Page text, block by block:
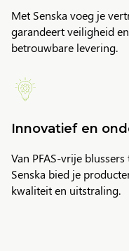
Met Senska voeg je
garandeert veiligheid
betrouwbare levering.
Innovatief en
Van PFAS-vrije
Senska bied je
kwaliteit en uitstraling.